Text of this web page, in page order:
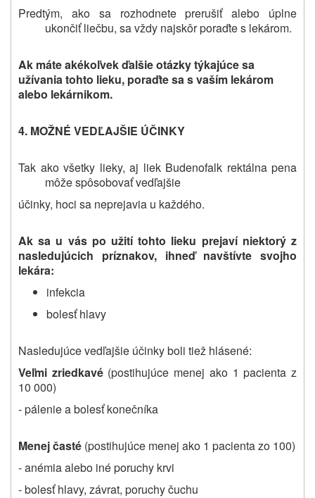
Predtým, ako sa rozhodnete prerušiť alebo úplne
ukončiť liečbu, sa vždy najskôr poraďte s lekárom.
Ak máte akékoľvek ďalšie otázky týkajúce sa
užívania tohto lieku, poraďte sa s vaším lekárom
alebo lekárnikom.
4. MOŽNÉ VEDĽAJŠIE ÚČINKY
Tak ako všetky lieky, aj liek Budenofalk rektálna pena
môže spôsobovať vedľajšie
účinky, hoci sa neprejavia u každého.
Ak sa u vás po užití tohto lieku prejaví niektorý z
nasledujúcich príznakov, ihneď navštívte svojho
lekára:
infekcia
bolesť hlavy
Nasledujúce vedľajšie účinky boli tiež hlásené:
Veľmi zriedkavé(postihujúce menej ako 1 pacienta z
10 000)
- pálenie a bolesť konečníka
Menej časté (postihujúce menej ako 1 pacienta zo 100)
- anémia alebo iné poruchy krvi
- bolesť hlavy, závrat, poruchy čuchu